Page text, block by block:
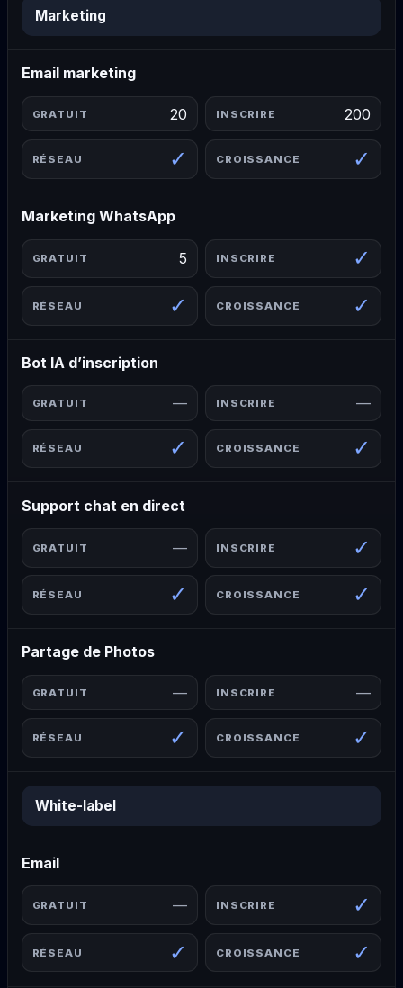
Marketing
Email marketing
20 200
✓ ✓
Marketing WhatsApp
5
✓
✓
✓
Bot IA d’inscription
— —
✓ ✓
Support chat en direct
—
✓
✓
✓
Partage de Photos
— —
✓ ✓
White-label
Email
—
✓
✓
✓